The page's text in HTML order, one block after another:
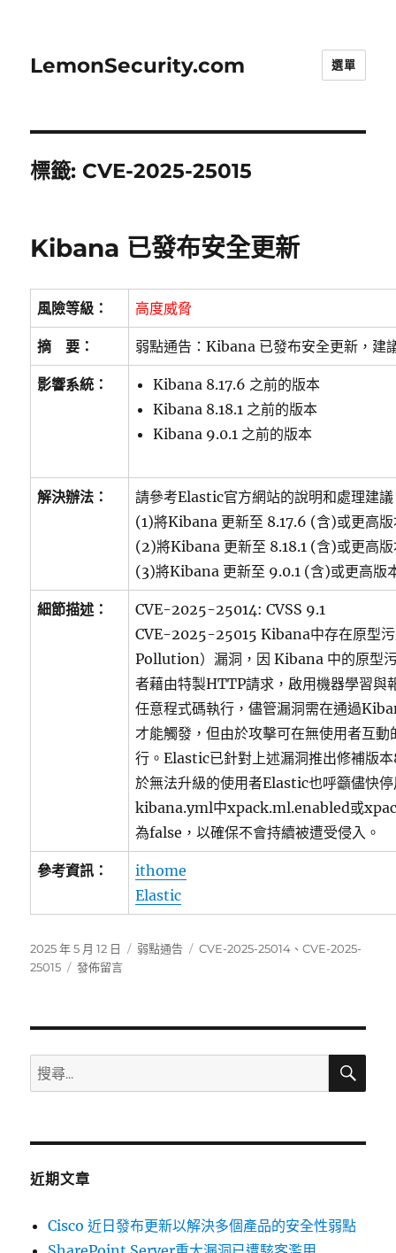
LemonSecurity.com 選單
標籤: CVE-2025-25015
Kibana 已發布安全更新
風險等級： 高度威脅
摘 要： 弱點通告：Kibana 已發布安全更新，建
影響系統：
Kibana 8.17.6 之前的版本
Kibana 8.18.1 之前的版本
Kibana 9.0.1 之前的版本
解決辦法：
請參考Elastic官方網站的說明和處理建
(1)將Kibana 更新至 8.17.6 (含)或更高
(2)將Kibana 更新至 8.18.1 (含)或更高
(3)將Kibana 更新至 9.0.1 (含)或更高版
細節描述：
CVE-2025-25014: CVSS 9.1
CVE-2025-25015 Kibana中存在原型
Pollution）漏洞，因 Kibana 中的原型
者藉由特製HTTP請求，啟用機器學習
任意程式碼執行，儘管漏洞需在通過
才能觸發，但由於攻擊可在無使用者互
行。Elastic已針對上述漏洞推出修補版
於無法升級的使用者Elastic也呼籲儘快
kibana.yml中xpack.ml.enabled或
為false，以確保不會持續被遭受侵入。
參考資訊：
ithome
Elastic
發
佈
2025 年 5 月 12 日
分
弱點通告
標
CVE-2025-25014 、CVE-2025-
25015
在
安
更
發佈留言
搜
尋
鍵
搜
近期文章
Cisco 近日發布更新以解決多個產品的安全性弱點